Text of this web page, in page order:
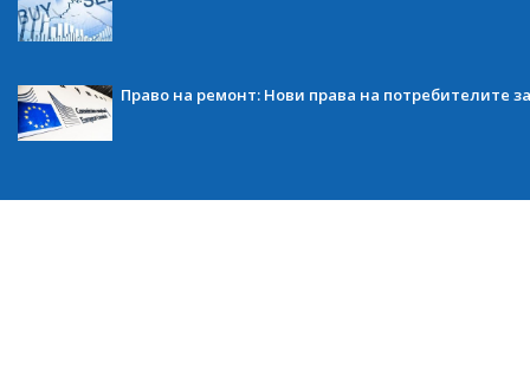
Право на ремонт: Нови права на потребителите